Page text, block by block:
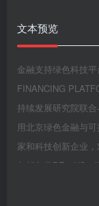
文本预览
金融支持绿色科技
FINANCING
持续发展研究院联
用北京绿色金融与
家和科技创新企业
包括各类PE、VC、